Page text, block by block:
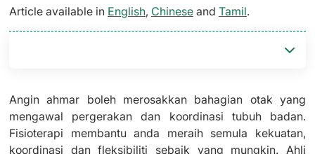
Article available in English, Chinese and Tamil.
Angin ahmar boleh merosakkan bahagian otak yang
mengawal pergerakan dan koordinasi tubuh badan.
Fisioterapi membantu anda meraih semula kekuatan,
koordinasi dan fleksibiliti sebaik yang mungkin. Ahli